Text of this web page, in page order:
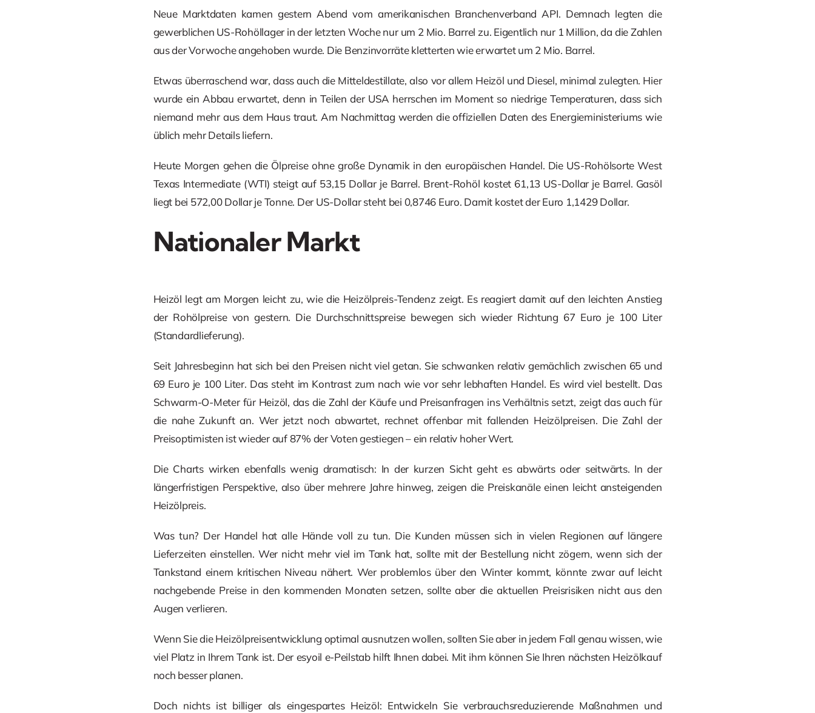
Neue Marktdaten kamen gestern Abend vom amerikanischen Branchenverband API. Demnach legten die
gewerblichen US-Rohöllager in der letzten Woche nur um 2 Mio. Barrel zu. Eigentlich nur 1 Million, da die Zahlen
aus der Vorwoche angehoben wurde. Die Benzinvorräte kletterten wie erwartet um 2 Mio. Barrel.
Etwas überraschend war, dass auch die Mitteldestillate, also vor allem Heizöl und Diesel, minimal zulegten. Hier
wurde ein Abbau erwartet, denn in Teilen der USA herrschen im Moment so niedrige Temperaturen, dass sich
niemand mehr aus dem Haus traut. Am Nachmittag werden die offiziellen Daten des Energieministeriums wie
üblich mehr Details liefern.
Heute Morgen gehen die Ölpreise ohne große Dynamik in den europäischen Handel. Die US-Rohölsorte West
Texas Intermediate (WTI) steigt auf 53,15 Dollar je Barrel. Brent-Rohöl kostet 61,13 US-Dollar je Barrel. Gasöl
liegt bei 572,00 Dollar je Tonne. Der US-Dollar steht bei 0,8746 Euro. Damit kostet der Euro 1,1429 Dollar.
Nationaler Markt
Heizöl legt am Morgen leicht zu, wie die Heizölpreis-Tendenz zeigt. Es reagiert damit auf den leichten Anstieg
der Rohölpreise von gestern. Die Durchschnittspreise bewegen sich wieder Richtung 67 Euro je 100 Liter
(Standardlieferung).
Seit Jahresbeginn hat sich bei den Preisen nicht viel getan. Sie schwanken relativ gemächlich zwischen 65 und
69 Euro je 100 Liter. Das steht im Kontrast zum nach wie vor sehr lebhaften Handel. Es wird viel bestellt. Das
Schwarm-O-Meter für Heizöl, das die Zahl der Käufe und Preisanfragen ins Verhältnis setzt, zeigt das auch für
die nahe Zukunft an. Wer jetzt noch abwartet, rechnet offenbar mit fallenden Heizölpreisen. Die Zahl der
Preisoptimisten ist wieder auf 87% der Voten gestiegen – ein relativ hoher Wert.
Die Charts wirken ebenfalls wenig dramatisch: In der kurzen Sicht geht es abwärts oder seitwärts. In der
längerfristigen Perspektive, also über mehrere Jahre hinweg, zeigen die Preiskanäle einen leicht ansteigenden
Heizölpreis.
Was tun? Der Handel hat alle Hände voll zu tun. Die Kunden müssen sich in vielen Regionen auf längere
Lieferzeiten einstellen. Wer nicht mehr viel im Tank hat, sollte mit der Bestellung nicht zögern, wenn sich der
Tankstand einem kritischen Niveau nähert. Wer problemlos über den Winter kommt, könnte zwar auf leicht
nachgebende Preise in den kommenden Monaten setzen, sollte aber die aktuellen Preisrisiken nicht aus den
Augen verlieren.
Wenn Sie die Heizölpreisentwicklung optimal ausnutzen wollen, sollten Sie aber in jedem Fall genau wissen, wie
viel Platz in Ihrem Tank ist. Der esyoil e-Peilstab hilft Ihnen dabei. Mit ihm können Sie Ihren nächsten Heizölkauf
noch besser planen.
Doch nichts ist billiger als eingespartes Heizöl: Entwickeln Sie verbrauchsreduzierende Maßnahmen und